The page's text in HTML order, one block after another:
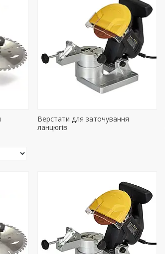
Верстати для заточування
ланцюгів